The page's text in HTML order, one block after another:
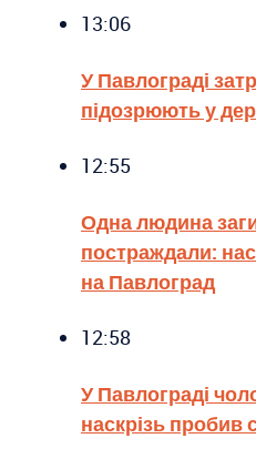
13:06
У Павлограді
підозрюють у
12:55
Одна людина
постраждали:
на Павлоград
12:58
У Павлограді
наскрізь пробив